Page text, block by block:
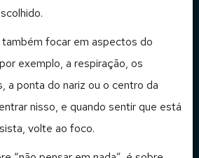
focar em aspectos do
exemplo, a respiração, os
a ponta do nariz ou o centro da
nisso, e quando sentir que está
volte ao foco.